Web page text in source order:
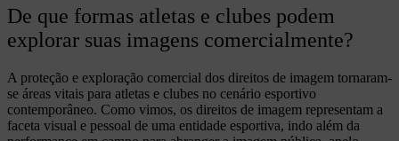
De que formas atletas e clubes podem
explorar suas imagens comercialmente?
A proteção e exploração comercial dos direitos de imagem tornaram-
se áreas vitais para atletas e clubes no cenário esportivo
contemporâneo. Como vimos, os direitos de imagem representam a
faceta visual e pessoal de uma entidade esportiva, indo além da